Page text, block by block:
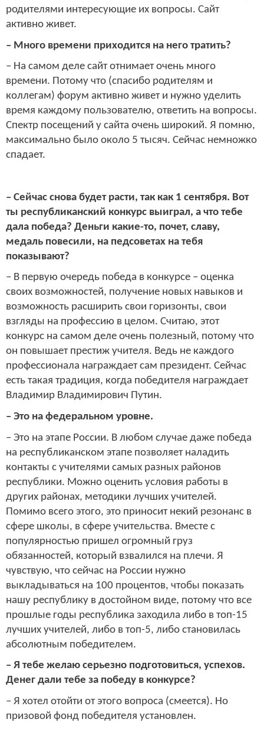
родителями интересующие их вопросы. Сайт
активно живет.
– Много времени приходится на него тратить?
– На самом деле сайт отнимает очень много
времени. Потому что (спасибо родителям и
коллегам) форум активно живет и нужно уделить
время каждому пользователю, ответить на вопросы.
Спектр посещений у сайта очень широкий. Я помню,
максимально было около 5 тысяч. Сейчас немножко
спадает.
– Сейчас снова будет расти, так как 1 сентября. Вот
ты республиканский конкурс выиграл, а что тебе
дала победа? Деньги какие-то, почет, славу,
медаль повесили, на педсоветах на тебя
показывают?
– В первую очередь победа в конкурсе – оценка
своих возможностей, получение новых навыков и
возможность расширить свои горизонты, свои
взгляды на профессию в целом. Считаю, этот
конкурс на самом деле очень полезный, потому что
он повышает престиж учителя. Ведь не каждого
профессионала награждает сам президент. Сейчас
есть такая традиция, когда победителя награждает
Владимир Владимирович Путин.
– Это на федеральном уровне.
– Это на этапе России. В любом случае даже победа
на республиканском этапе позволяет наладить
контакты с учителями самых разных районов
республики. Можно оценить условия работы в
других районах, методики лучших учителей.
Помимо всего этого, это приносит некий резонанс в
сфере школы, в сфере учительства. Вместе с
популярностью пришел огромный груз
обязанностей, который взвалился на плечи. Я
чувствую, что сейчас на России нужно
выкладываться на 100 процентов, чтобы показать
нашу республику в достойном виде, потому что все
прошлые годы республика заходила либо в топ-15
лучших учителей, либо в топ-5, либо становилась
абсолютным победителем.
– Я тебе желаю серьезно подготовиться, успехов.
Денег дали тебе за победу в конкурсе?
– Я хотел отойти от этого вопроса (смеется). Но
призовой фонд победителя установлен.